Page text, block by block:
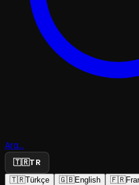
Ara...
🇹🇷TR
🇹🇷Türkçe 🇬🇧English 🇫🇷